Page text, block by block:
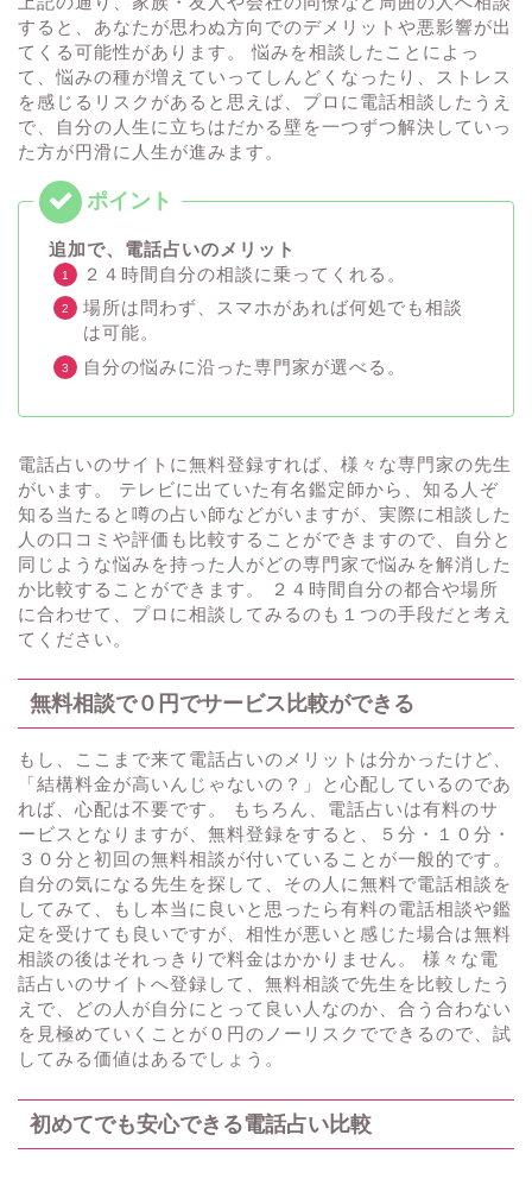
すると、あなたが思わぬ方向でのデメリットや悪影響が出
てくる可能性があります。 悩みを相談したことによっ
て、悩みの種が増えていってしんどくなったり、ストレス
を感じるリスクがあると思えば、プロに電話相談したうえ
で、自分の人生に立ちはだかる壁を一つずつ解決していっ
た方が円滑に人生が進みます。
追加で、電話占いのメリット
２４時間自分の相談に乗ってくれる。
場所は問わず、スマホがあれば何処でも相談
は可能。
自分の悩みに沿った専門家が選べる。
電話占いのサイトに無料登録すれば、様々な専門家の先生
がいます。 テレビに出ていた有名鑑定師から、知る人ぞ
知る当たると噂の占い師などがいますが、実際に相談した
人の口コミや評価も比較することができますので、自分と
同じような悩みを持った人がどの専門家で悩みを解消した
か比較することができます。 ２４時間自分の都合や場所
に合わせて、プロに相談してみるのも１つの手段だと考え
てください。
無料相談で０円でサービス比較ができる
もし、ここまで来て電話占いのメリットは分かったけど、
「結構料金が高いんじゃないの？」と心配しているのであ
れば、心配は不要です。 もちろん、電話占いは有料のサ
ービスとなりますが、無料登録をすると、５分・１０分・
３０分と初回の無料相談が付いていることが一般的です。
自分の気になる先生を探して、その人に無料で電話相談を
してみて、もし本当に良いと思ったら有料の電話相談や鑑
定を受けても良いですが、相性が悪いと感じた場合は無料
相談の後はそれっきりで料金はかかりません。 様々な電
話占いのサイトへ登録して、無料相談で先生を比較したう
えで、どの人が自分にとって良い人なのか、合う合わない
を見極めていくことが０円のノーリスクでできるので、試
してみる価値はあるでしょう。
初めてでも安心できる電話占い比較